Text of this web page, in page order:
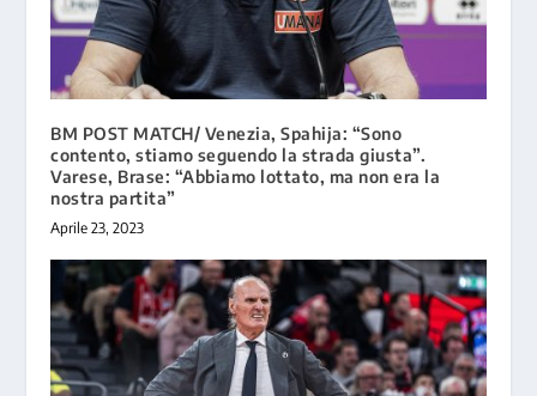
BM POST MATCH/ Venezia, Spahija: “Sono
contento, stiamo seguendo la strada giusta”.
Varese, Brase: “Abbiamo lottato, ma non era la
nostra partita”
Aprile 23, 2023